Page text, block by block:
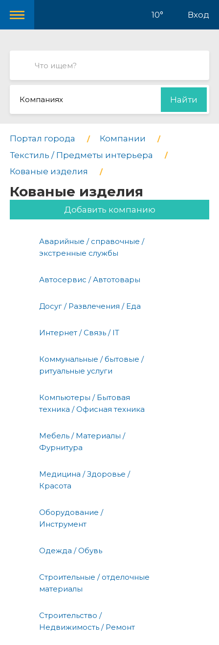
10° Вход
Компаниях Найти
Портал города
Компании
Текстиль / Предметы интерьера
Кованые изделия
Кованые изделия
Добавить компанию
Аварийные / справочные /
экстренные службы
Автосервис / Автотовары
Досуг / Развлечения / Еда
Интернет / Связь / IT
Коммунальные / бытовые /
ритуальные услуги
Компьютеры / Бытовая
техника / Офисная техника
Мебель / Материалы /
Фурнитура
Медицина / Здоровье /
Красота
Оборудование /
Инструмент
Одежда / Обувь
Строительные / отделочные
материалы
Строительство /
Недвижимость / Ремонт